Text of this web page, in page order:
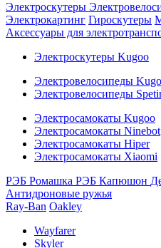
Электроскутеры
Электрокартинг Гироскутеры
Аксессуары для
Электроскутеры Kugoo
Электровелосипеды
Электровелосипеды
Электросамокаты Kugoo
Электросамокаты Ninebot
Электросамокаты Hiper
Электросамокаты Xiaomi
РЭБ Ромашка РЭБ Капюшон
Антидроновые ружья
Ray-Ban Oakley
Wayfarer
Skyler